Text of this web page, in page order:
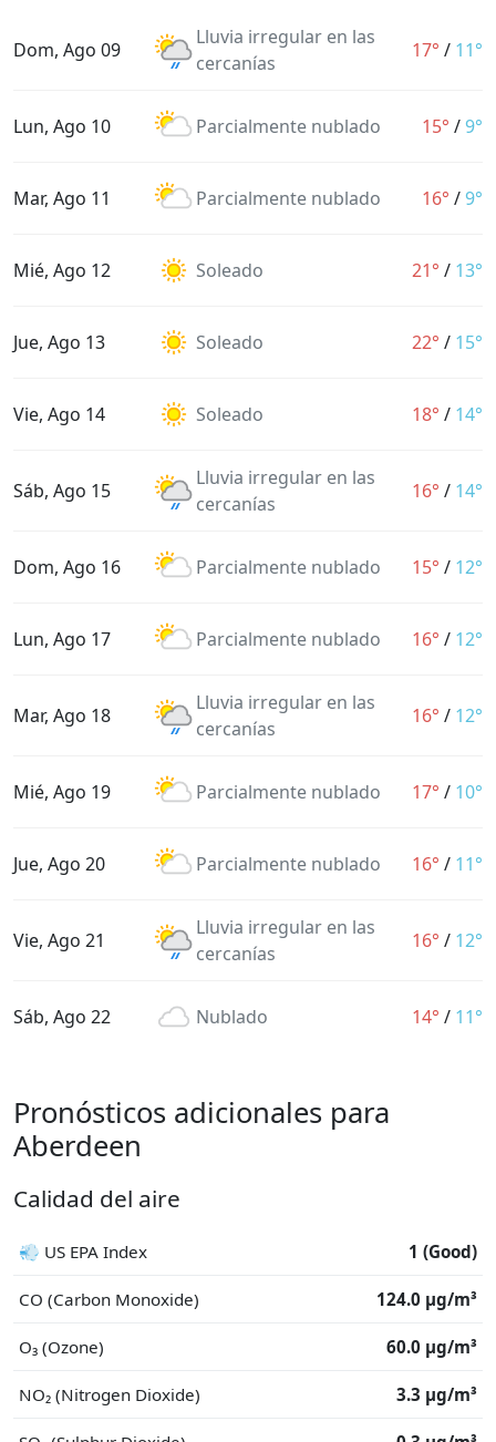
Dom, Ago 09
Lluvia irregular en las
cercanías
17° / 11°
Lun, Ago 10 Parcialmente nublado 15° /9°
Mar, Ago 11 Parcialmente nublado 16° /9°
Mié, Ago 12 Soleado 21° / 13°
Jue, Ago 13 Soleado 22° / 15°
Vie, Ago 14 Soleado 18° / 14°
Sáb, Ago 15
Lluvia irregular en las
cercanías
16° / 14°
Dom, Ago 16 Parcialmente nublado 15° / 12°
Lun, Ago 17 Parcialmente nublado 16° / 12°
Mar, Ago 18
Lluvia irregular en las
cercanías
16° / 12°
Mié, Ago 19 Parcialmente nublado 17° / 10°
Jue, Ago 20 Parcialmente nublado 16° / 11°
Vie, Ago 21
Lluvia irregular en las
cercanías
16° / 12°
Sáb, Ago 22 Nublado 14° / 11°
Pronósticos adicionales para
Aberdeen
Calidad del aire
💨 US EPA Index 1 (Good)
CO (Carbon Monoxide) 124.0 μg/m³
O₃ (Ozone) 60.0 μg/m³
NO₂ (Nitrogen Dioxide) 3.3 μg/m³